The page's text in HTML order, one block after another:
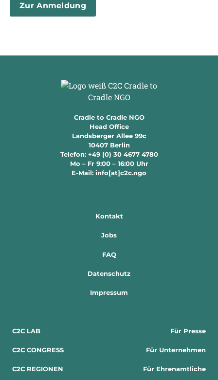
Zur Anmeldung
Cradle to Cradle NGO
Head Office
Landsberger Allee 99c
10407 Berlin
Telefon: +49 (0) 30 4677 4780
Mo – Fr 9:00 – 16:00 Uhr
E-Mail: info[at]c2c.ngo
Kontakt
Jobs
FAQ
Datenschutz
Impressum
C2C LAB
C2C CONGRESS
C2C REGIONEN
Für Presse
Für Unternehmen
Für Ehrenamtliche